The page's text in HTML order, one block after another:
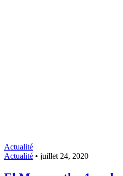
Actualité
Actualité • juillet 24, 2020